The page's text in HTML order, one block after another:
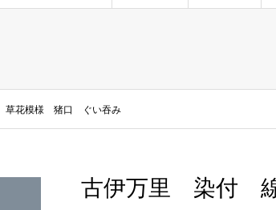
花模様 猪口 ぐい吞み
古伊万里 染付